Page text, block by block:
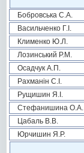
Бобровська С.А.
Васильченко Г.І.
Клименко Ю.Л.
Лозинський Р.М.
Осадчук А.П.
Рахманін С.І.
Рущишин Я.І.
Стефанишина О.А.
Цабаль В.В.
Юрчишин Я.Р.